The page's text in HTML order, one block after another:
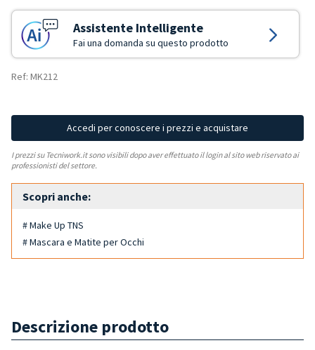
Assistente Intelligente
Fai una domanda su questo prodotto
Ref: MK212
Accedi per conoscere i prezzi e acquistare
I prezzi su Tecniwork.it sono visibili dopo aver effettuato il login al sito web riservato ai
professionisti del settore.
Scopri anche:
# Make Up TNS
# Mascara e Matite per Occhi
Descrizione prodotto